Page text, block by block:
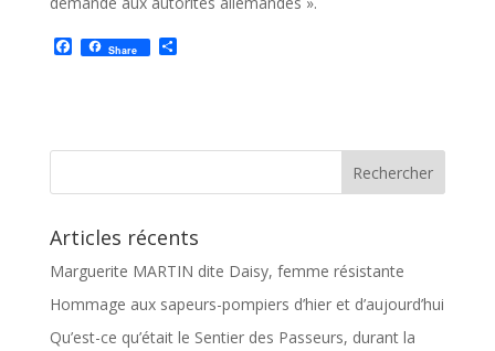
F
a
o
Share P
e
Articles récents
Marguerite MARTIN dite Daisy, femme résistante
Hommage aux sapeurs-pompiers d’hier et d’aujourd’hui
Qu’est-ce qu’était le Sentier des Passeurs, durant la